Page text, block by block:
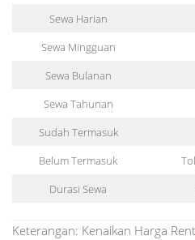
Sewa Harian
Sewa Mingguan
Sewa Bulanan
Sewa Tahunan
Sudah Termasuk
Belum Termasuk
Durasi Sewa
Keterangan: Kenaikan Harga